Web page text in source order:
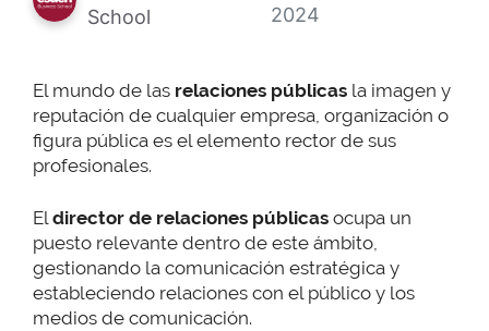
School
2024
El mundo de las relaciones públicas la imagen y
reputación de cualquier empresa, organización o
figura pública es el elemento rector de sus
profesionales.
Eldirector de relaciones públicas ocupa un
puesto relevante dentro de este ámbito,
gestionando la comunicación estratégica y
estableciendo relaciones con el público y los
medios de comunicación.